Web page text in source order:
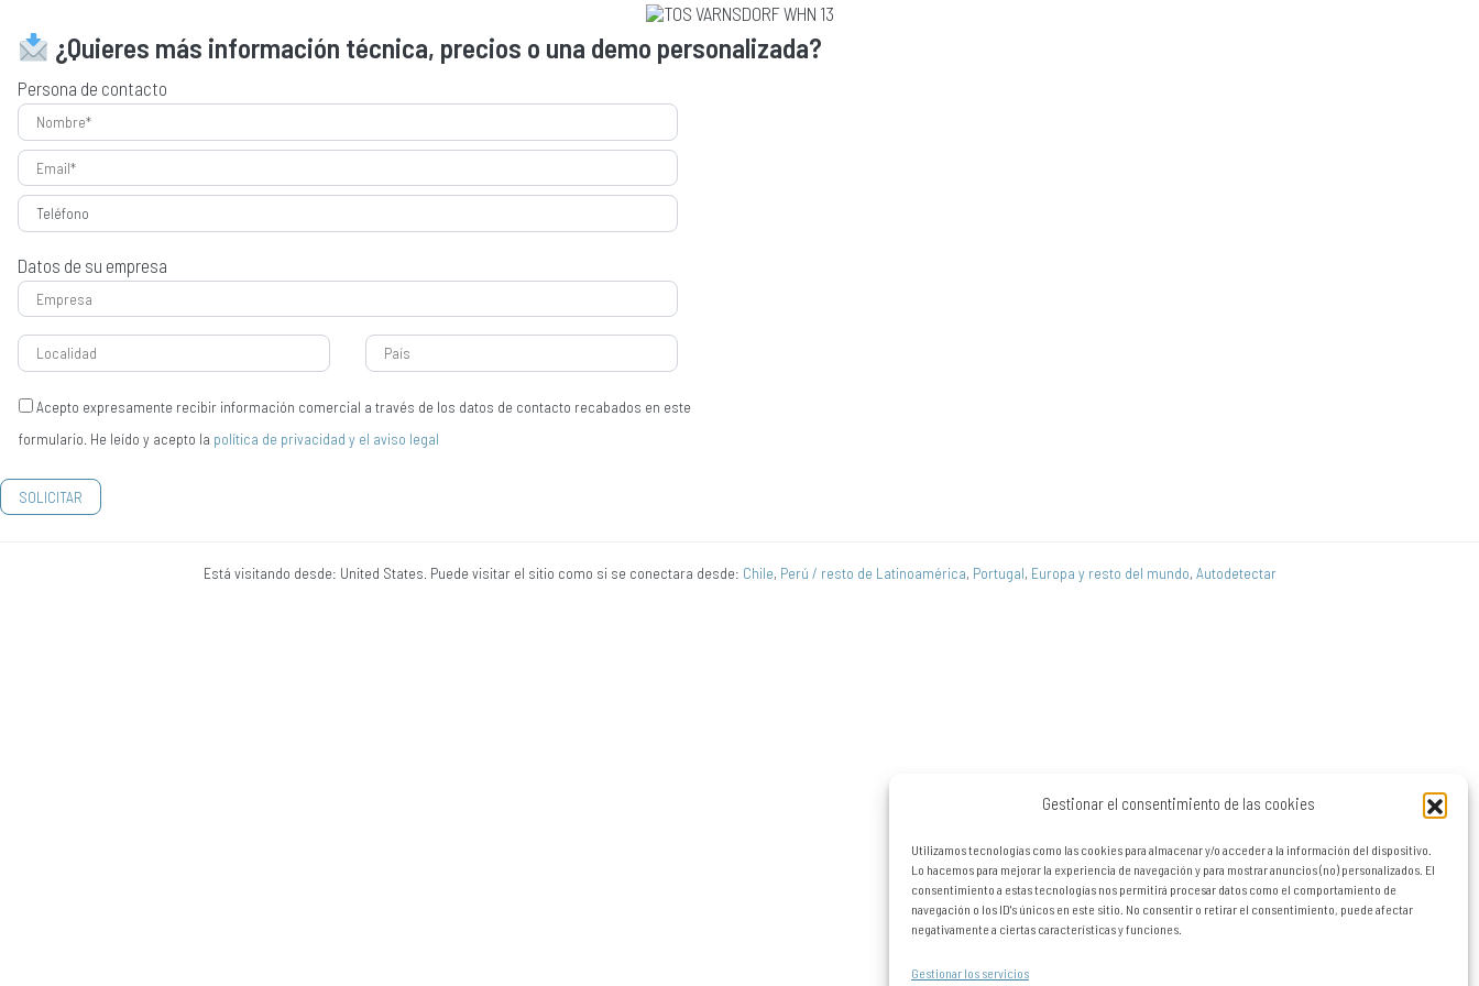
Gestionar el consentimiento de las cookies
Utilizamos tecnologías como las cookies para almacenar y/o acceder a la información del dispositivo.
Lo hacemos para mejorar la experiencia de navegación y para mostrar anuncios (no) personalizados. El
consentimiento a estas tecnologías nos permitirá procesar datos como el comportamiento de
navegación o los ID's únicos en este sitio. No consentir o retirar el consentimiento, puede afectar
negativamente a ciertas características y funciones.
Gestionar los servicios
¿Quieres más información técnica, precios o una demo personalizada?
Persona de contacto
Datos de su empresa
Acepto expresamente recibir información comercial a través de los datos de contacto recabados en este
formulario. He leído y acepto la política de privacidad y el aviso legal
Está visitando desde: United States. Puede visitar el sitio como si se conectara desde: Chile, Perú / resto de Latinoamérica, Portugal, Europa y resto del mundo, Autodetectar